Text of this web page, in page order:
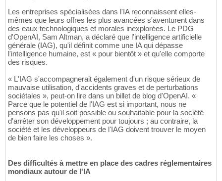
Les entreprises spécialisées dans l'IA reconnaissent elles-
mêmes que leurs offres les plus avancées s'aventurent dans
des eaux technologiques et morales inexplorées. Le PDG
d'OpenAI, Sam Altman, a déclaré que l'intelligence artificielle
générale (IAG), qu'il définit comme une IA qui dépasse
l'intelligence humaine, est « pour bientôt » et qu'elle comporte
des risques.
« L'IAG s'accompagnerait également d'un risque sérieux de
mauvaise utilisation, d'accidents graves et de perturbations
sociétales », peut-on lire dans un billet de blog d'OpenAI. «
Parce que le potentiel de l'IAG est si important, nous ne
pensons pas qu'il soit possible ou souhaitable pour la société
d'arrêter son développement pour toujours ; au contraire, la
société et les développeurs de l'IAG doivent trouver le moyen
de bien faire les choses ».
Des difficultés à mettre en place des cadres réglementaires
mondiaux autour de l'IA